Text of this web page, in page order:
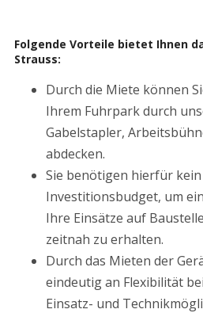
Folgende Vorteile bietet Ihnen
Strauss:
Durch die Miete können
Ihrem Fuhrpark durch
Gabelstapler,
abdecken.
Sie benötigen hierfür kein
Investitionsbudget, um
Ihre Einsätze auf
zeitnah zu erhalten.
Durch das Mieten der
eindeutig an Flexibilität
Einsatz- und